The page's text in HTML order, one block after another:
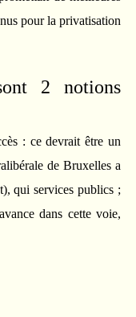
pour la privatisation
2 notions
: ce devrait être un
de Bruxelles a
qui services publics ;
dans cette voie,